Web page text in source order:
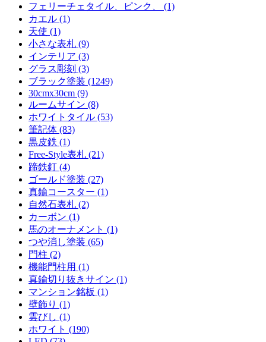
フェリーチェタイル、ピンク、 (1)
カエル (1)
天使 (1)
小さな表札 (9)
インテリア (3)
グラス彫刻 (3)
ブラック塗装 (1249)
30cmx30cm (9)
ルームサイン (8)
ホワイトタイル (53)
筆記体 (83)
黒皮鉄 (1)
Free-Style表札 (21)
蹄鉄釘 (4)
ゴールド塗装 (27)
真鍮コースター (1)
自然石表札 (2)
カーボン (1)
馬のオーナメント (1)
つや消し塗装 (65)
門柱 (2)
機能門柱用 (1)
真鍮切り抜きサイン (1)
マンション銘板 (1)
壁飾り (1)
雲びし (1)
ホワイト (190)